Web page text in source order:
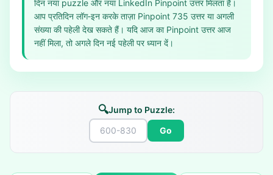
दिन नया puzzle और नया LinkedIn Pinpoint उत्तर मिलता है।
आप प्रतिदिन लॉग‑इन करके ताज़ा Pinpoint 735 उत्तर या अगली
संख्या की पहेली देख सकते हैं। यदि आज का Pinpoint उत्तर आज
नहीं मिला, तो अगले दिन नई पहेली पर ध्यान दें।
🔍Jump to Puzzle:
Go